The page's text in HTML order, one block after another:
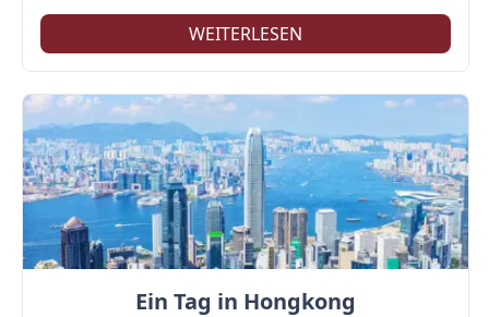
WEITERLESEN
Ein Tag in Hongkong